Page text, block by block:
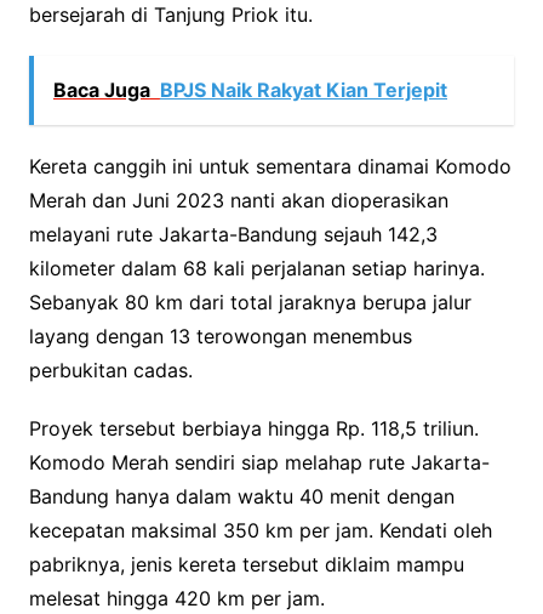
bersejarah di Tanjung Priok itu.
Baca Juga BPJS Naik Rakyat Kian Terjepit
Kereta canggih ini untuk sementara dinamai Komodo
Merah dan Juni 2023 nanti akan dioperasikan
melayani rute Jakarta-Bandung sejauh 142,3
kilometer dalam 68 kali perjalanan setiap harinya.
Sebanyak 80 km dari total jaraknya berupa jalur
layang dengan 13 terowongan menembus
perbukitan cadas.
Proyek tersebut berbiaya hingga Rp. 118,5 triliun.
Komodo Merah sendiri siap melahap rute Jakarta-
Bandung hanya dalam waktu 40 menit dengan
kecepatan maksimal 350 km per jam. Kendati oleh
pabriknya, jenis kereta tersebut diklaim mampu
melesat hingga 420 km per jam.